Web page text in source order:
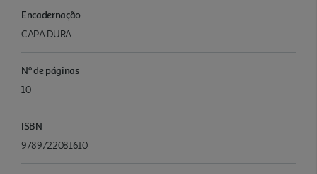
Encadernação
CAPA DURA
Nº de páginas
10
ISBN
9789722081610